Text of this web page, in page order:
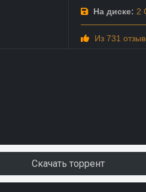
На диске: 2
Из 731
Скачать торрент